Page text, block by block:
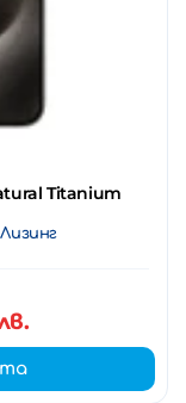
Titanium
Лизинг